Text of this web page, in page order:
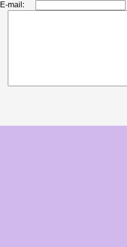
E-mail: